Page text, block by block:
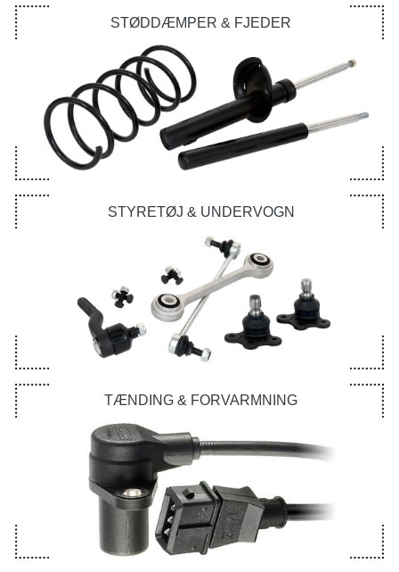
STØDDÆMPER & FJEDER
STYRETØJ & UNDERVOGN
TÆNDING & FORVARMNING